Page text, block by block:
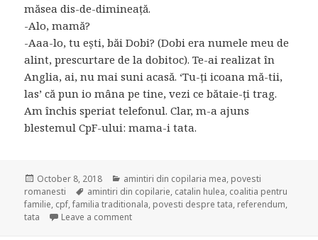
măsea dis-de-dimineață.
-Alo, mamă?
-Aaa-lo, tu ești, băi Dobi? (Dobi era numele meu de
alint, prescurtare de la dobitoc). Te-ai realizat în
Anglia, ai, nu mai suni acasă. ‘Tu-ți icoana mă-tii,
las’ că pun io mâna pe tine, vezi ce bătaie-ți trag.
Am închis speriat telefonul. Clar, m-a ajuns
blestemul CpF-ului: mama-i tata.
Posted
on
October 8, 2018 Categories
amintiri din copilaria mea, povesti
romanesti
Tags
amintiri din copilarie, catalin hulea, coalitia pentru
familie, cpf,familia traditionala, povesti despre tata, referendum,
tata
Leave a comment